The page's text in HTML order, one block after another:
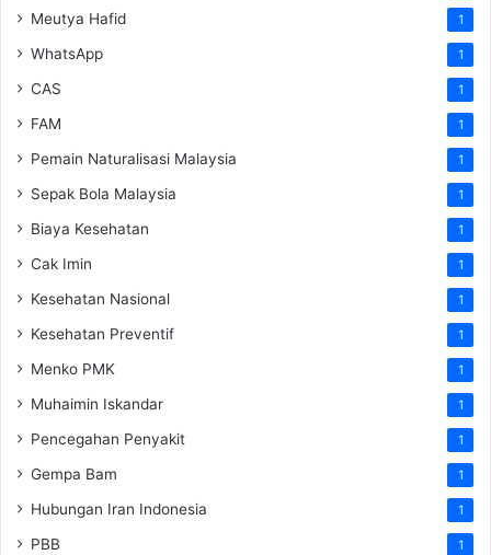
Meutya Hafid 1
WhatsApp 1
CAS 1
FAM 1
Pemain Naturalisasi Malaysia 1
Sepak Bola Malaysia 1
Biaya Kesehatan 1
Cak Imin 1
Kesehatan Nasional 1
Kesehatan Preventif 1
Menko PMK 1
Muhaimin Iskandar 1
Pencegahan Penyakit 1
Gempa Bam 1
Hubungan Iran Indonesia 1
PBB 1